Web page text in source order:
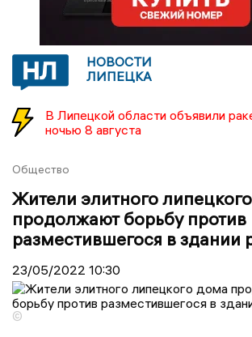
НОВОСТИ
ЛИПЕЦКА
В Липецкой области объявили
ночью 8 августа
Общество
Жители элитного
продолжают борьбу против
разместившегося в здании
23/05/2022 10:30
©